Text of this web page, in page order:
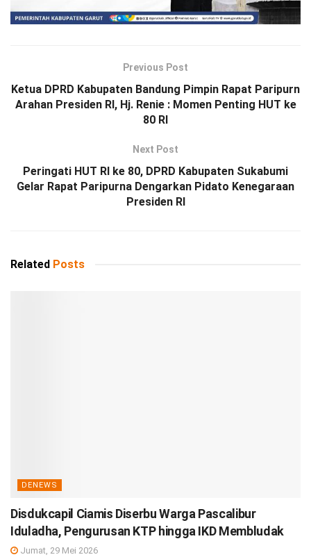
Previous Post
Ketua DPRD Kabupaten Bandung Pimpin Rapat Paripurn
Arahan Presiden RI, Hj. Renie : Momen Penting HUT ke
80 RI
Next Post
Peringati HUT RI ke 80, DPRD Kabupaten Sukabumi
Gelar Rapat Paripurna Dengarkan Pidato Kenegaraan
Presiden RI
Related Posts
DENEWS
Disdukcapil Ciamis Diserbu Warga Pascalibur
Iduladha, Pengurusan KTP hingga IKD Membludak
Jumat, 29 Mei 2026